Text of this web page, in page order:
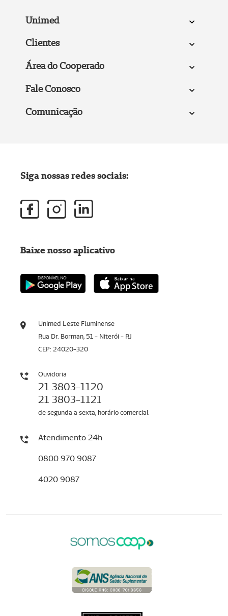
Unimed
Clientes
Área do Cooperado
Fale Conosco
Comunicação
Unimed Leste Fluminense
Rua Dr. Borman, 51 - Niterói - RJ
CEP: 24020-320
Ouvidoria
21 3803-1120
21 3803-1121
de segunda a sexta, horário comercial
Atendimento 24h
0800 970 9087
4020 9087
Siga nossas redes sociais:
Baixe nosso aplicativo